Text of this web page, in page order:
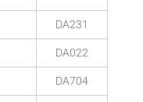
DA231
DA022
DA704